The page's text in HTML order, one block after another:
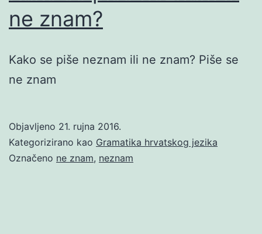
ne znam?
Kako se piše neznam ili ne znam? Piše se
ne znam
Objavljeno 21. rujna 2016.
Kategorizirano kao Gramatika hrvatskog jezika
Označeno ne znam, neznam